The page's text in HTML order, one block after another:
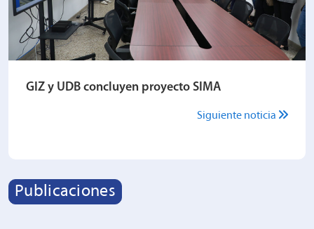
GIZ y UDB concluyen proyecto SIMA
Siguiente noticia
Publicaciones